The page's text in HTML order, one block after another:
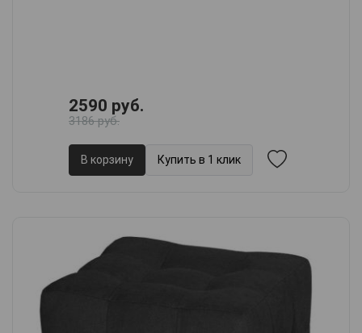
2590 руб.
3186 руб.
В корзину Купить в 1 клик